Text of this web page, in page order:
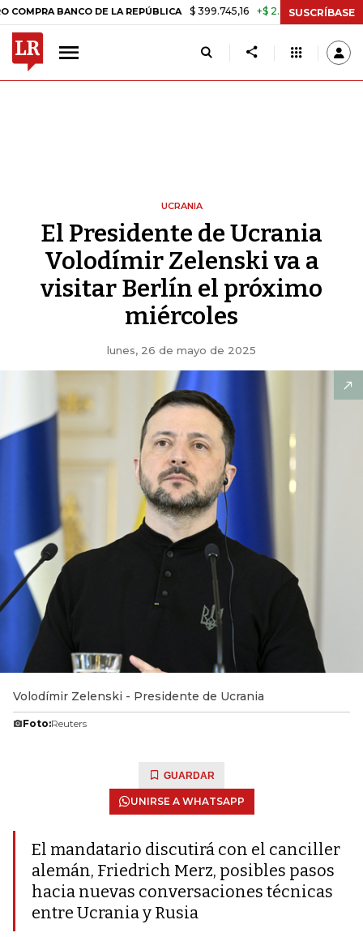
BANCO DE LA REPÚBLICA $ 399.745,16 +$ 2.295,71 +0,58% TASA
SUSCRÍBASE
UCRANIA
El Presidente de Ucrania
Volodímir Zelenski va a
visitar Berlín el próximo
miércoles
lunes, 26 de mayo de 2025
Volodímir Zelenski - Presidente de Ucrania
Foto:Reuters
GUARDAR
UNIRSE A WHATSAPP
El mandatario discutirá con el canciller
alemán, Friedrich Merz, posibles pasos
hacia nuevas conversaciones técnicas
entre Ucrania y Rusia